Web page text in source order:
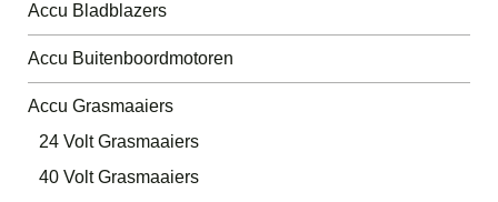
Accu Bladblazers
Accu Buitenboordmotoren
Accu Grasmaaiers
24 Volt Grasmaaiers
40 Volt Grasmaaiers